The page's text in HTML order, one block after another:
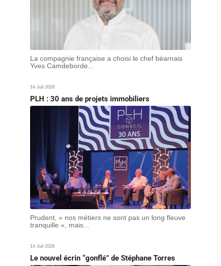
La compagnie française a choisi le chef béarnais
Yves Camdeborde...
14 Juil 2026
PLH : 30 ans de projets immobiliers
Prudent, « nos métiers ne sont pas un long fleuve
tranquille », mais...
14 Juil 2026
Le nouvel écrin “gonflé” de Stéphane Torres